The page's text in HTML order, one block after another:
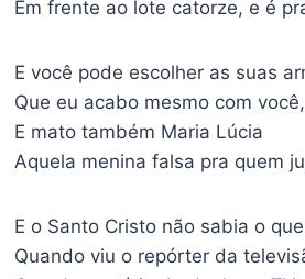
Em frente ao lote catorze, e é
E você pode escolher as suas
Que eu acabo mesmo com
E mato também Maria Lúcia
Aquela menina falsa pra quem
E o Santo Cristo não sabia o
Quando viu o repórter da